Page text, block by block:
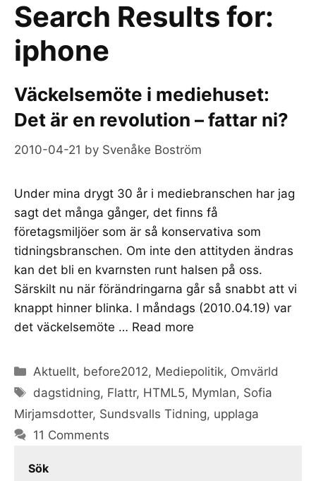
Search Results for:
iphone
Väckelsemöte i mediehuset:
Det är en revolution – fattar ni?
2010-04-21 by Svenåke Boström
Under mina drygt 30 år i mediebranschen har jag
sagt det många gånger, det finns få
företagsmiljöer som är så konservativa som
tidningsbranschen. Om inte den attityden ändras
kan det bli en kvarnsten runt halsen på oss.
Särskilt nu när förändringarna går så snabbt att vi
knappt hinner blinka. I måndags (2010.04.19) var
det väckelsemöte … Read more
Categories
Aktuellt, before2012, Mediepolitik, Omvärld
Tags
dagstidning, Flattr, HTML5, Mymlan, Sofia
Mirjamsdotter, Sundsvalls Tidning, upplaga
11 Comments
Sök